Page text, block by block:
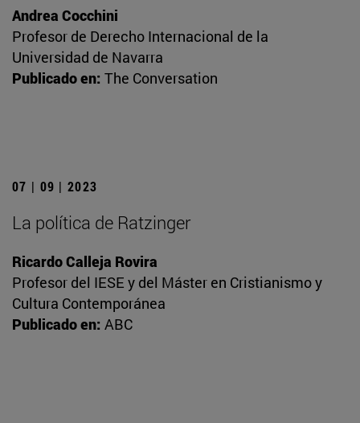
Andrea Cocchini
Profesor de Derecho Internacional de la
Universidad de Navarra
Publicado en: The Conversation
07 | 09 | 2023
La política de Ratzinger
Ricardo Calleja Rovira
Profesor del IESE y del Máster en Cristianismo y
Cultura Contemporánea
Publicado en: ABC